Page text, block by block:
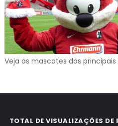
Veja os mascotes dos
TOTAL DE VISUALIZAÇÕES DE